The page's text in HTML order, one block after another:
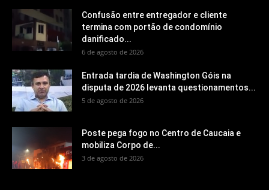
Confusão entre entregador e cliente
termina com portão de condomínio
danificado...
6 de agosto de 2026
Entrada tardia de Washington Góis na
disputa de 2026 levanta questionamentos...
5 de agosto de 2026
Poste pega fogo no Centro de Caucaia e
mobiliza Corpo de...
3 de agosto de 2026